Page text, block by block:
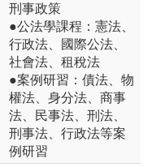
刑事政策
●公法學課程：憲法、
行政法、國際公法、
社會法、租稅法
●案例研習：債法、物
權法、身分法、商事
法、民事法、刑法、
刑事法、行政法等案
例研習